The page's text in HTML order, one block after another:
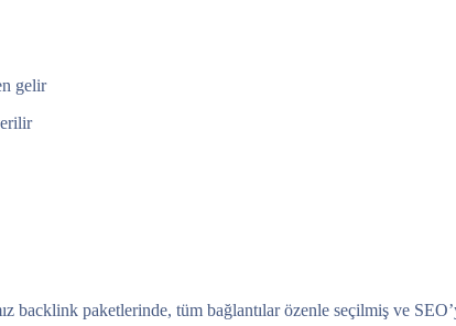
gelir
backlink paketlerinde, tüm bağlantılar özenle seçilmiş ve